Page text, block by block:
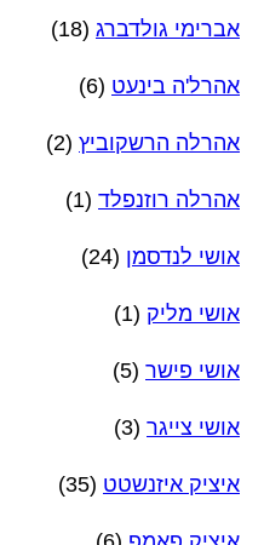
אברימי גולדברג (18)
אהרל'ה בינעט (6)
אהרלה הרשקוביץ (2)
אהרלה רוזנפלד (1)
אושי לנדסמן (24)
אושי מליק (1)
אושי פישר (5)
אושי צייגר (3)
איציק איזנשטט (35)